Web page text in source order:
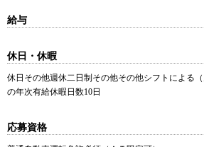
給与
休日・休暇
休日その他週休二日制その他その他シフトによる
の年次有給休暇日数10日
応募資格